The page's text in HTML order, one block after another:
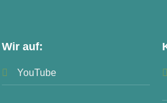
Wir auf:
YouTube